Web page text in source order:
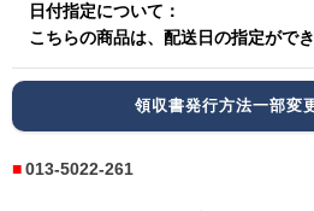
日付指定について：
こちらの商品は、配送日の指定ができ
領収書発行方法一部変
013-5022-261